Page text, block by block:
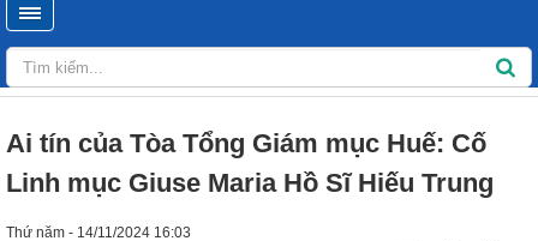
Ai tín của Tòa Tổng Giám mục Huế: Cố
Linh mục Giuse Maria Hồ Sĩ Hiếu Trung
Thứ năm - 14/11/2024 16:03